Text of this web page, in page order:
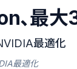
最大
最適化
最適化